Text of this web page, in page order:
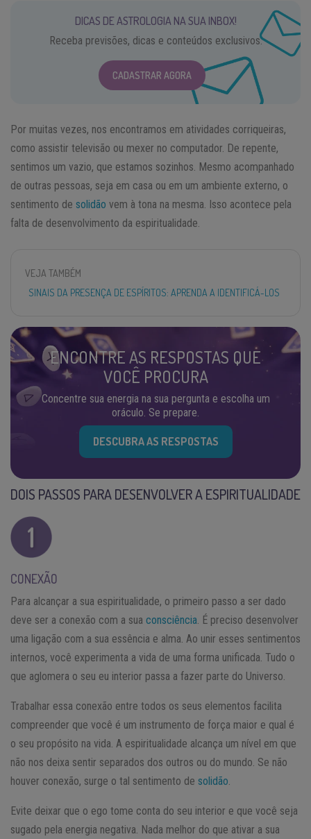
DICAS DE ASTROLOGIA NA SUA INBOX!
Receba previsões, dicas e conteúdos exclusivos.
CADASTRAR AGORA
Por muitas vezes, nos encontramos em atividades corriqueiras,
como assistir televisão ou mexer no computador. De repente,
sentimos um vazio, que estamos sozinhos. Mesmo acompanhado
de outras pessoas, seja em casa ou em um ambiente externo, o
sentimento de solidão vem à tona na mesma. Isso acontece pela
falta de desenvolvimento da espiritualidade.
VEJA TAMBÉM
SINAIS DA PRESENÇA DE ESPÍRITOS: APRENDA A IDENTIFICÁ-LOS
ENCONTRE AS RESPOSTAS QUE
VOCÊ PROCURA
Concentre sua energia na sua pergunta e escolha um
oráculo. Se prepare.
DESCUBRA AS RESPOSTAS
DOIS PASSOS PARA DESENVOLVER A ESPIRITUALIDADE
CONEXÃO
Para alcançar a sua espiritualidade, o primeiro passo a ser dado
deve ser a conexão com a sua consciência . É preciso desenvolver
uma ligação com a sua essência e alma. Ao unir esses sentimentos
internos, você experimenta a vida de uma forma unificada. Tudo o
que aglomera o seu eu interior passa a fazer parte do Universo.
Trabalhar essa conexão entre todos os seus elementos facilita
compreender que você é um instrumento de força maior e qual é
o seu propósito na vida. A espiritualidade alcança um nível em que
não nos deixa sentir separados dos outros ou do mundo. Se não
houver conexão, surge o tal sentimento de solidão
Evite deixar que o ego tome conta do seu interior e que você seja
sugado pela energia negativa. Nada melhor do que ativar a sua